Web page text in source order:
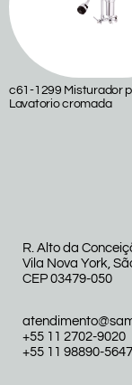
c61-1299 Misturador
Lavatorio cromada
R. Alto da
Vila Nova York,
CEP 03479-050
+55 11 2702-9020
+55 11 98890-5647